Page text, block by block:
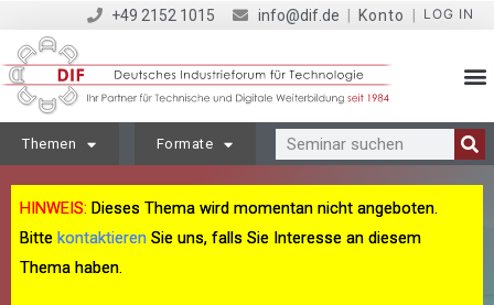
+49 2152 1015 info@dif.de Konto LOG IN
Themen Formate
HINWEIS: Dieses Thema wird momentan nicht angeboten.
Bitte kontaktieren Sie uns, falls Sie Interesse an diesem
Thema haben.